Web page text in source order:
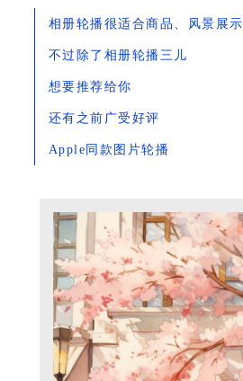
相册轮播很适合商品、风景展示
不过除了相册轮播三儿
想要推荐给你
还有之前广受好评
Apple同款图片轮播